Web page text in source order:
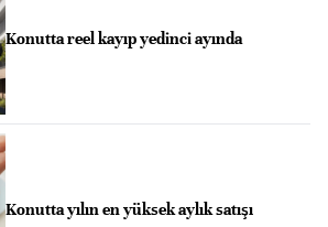
Konutta reel kayıp yedinci ayında
Konutta yılın en yüksek aylık satışı